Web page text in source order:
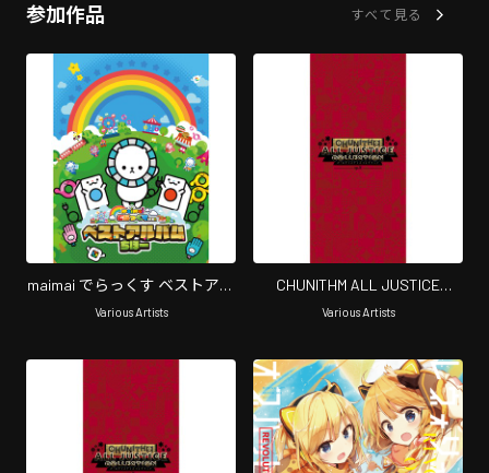
参加作品 すべて見る
maimai でらっくす ベストアル
バム ちほー 4
Various Artists
CHUNITHM ALL JUSTICE
COLLECTION episode II 4
Various Artists